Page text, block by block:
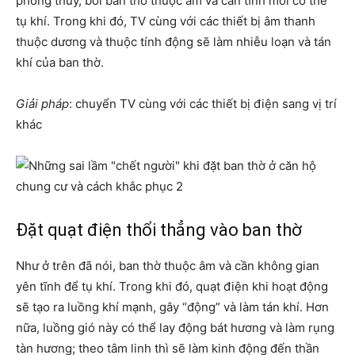
tụ khí. Trong khi đó, TV cùng với các thiết bị âm thanh
thuộc dương và thuộc tính động sẽ làm nhiễu loạn và tán
khí của ban thờ.
Giải pháp: chuyển TV cùng với các thiết bị điện sang vị trí
khác
Đặt quạt điện thổi thẳng vào ban thờ
Như ở trên đã nói, ban thờ thuộc âm và cần không gian
yên tĩnh để tụ khí. Trong khi đó, quạt điện khi hoạt động
sẽ tạo ra luồng khí mạnh, gây “động” và làm tán khí. Hơn
nữa, luồng gió này có thể lay động bát hương và làm rụng
tàn hương; theo tâm linh thì sẽ làm kinh động đến thần